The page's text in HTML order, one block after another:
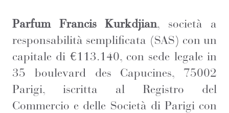
Parfum Francis Kurkdjian, società a
responsabilità semplificata (SAS) con un
capitale di €113.140, con sede legale in
35 boulevard des Capucines, 75002
Parigi, iscritta al Registro del
Commercio e delle Società di Parigi con